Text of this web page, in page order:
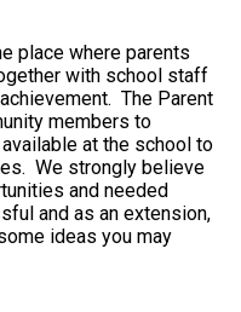
place where parents
with school staff
The Parent
members to
at the school to
We strongly believe
and needed
and as an extension,
ideas you may